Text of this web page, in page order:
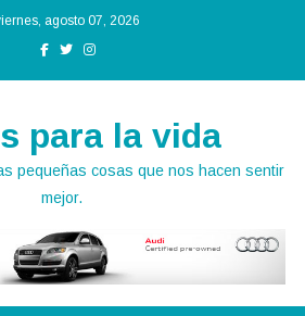
agosto 07, 2026
para la vida
pequeñas cosas que nos hacen sentir
mejor.